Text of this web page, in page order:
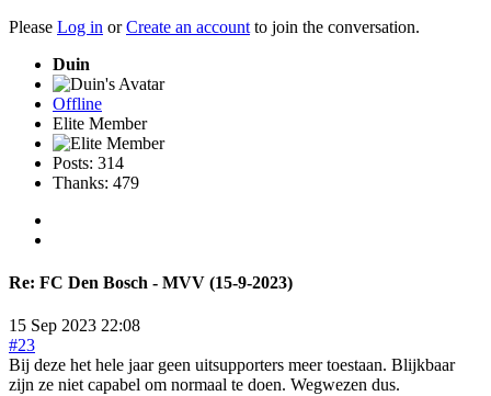
Please Log in orCreate an account to join the conversation.
Duin
Offline
Elite Member
Posts: 314
Thanks: 479
Re: FC Den Bosch - MVV (15-9-2023)
15 Sep 2023 22:08
#23
Bij deze het hele jaar geen uitsupporters meer toestaan. Blijkbaar
zijn ze niet capabel om normaal te doen. Wegwezen dus.